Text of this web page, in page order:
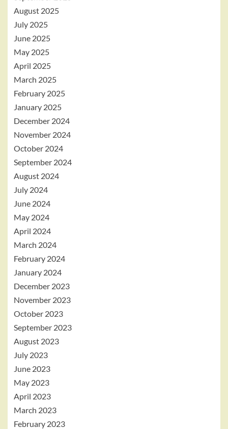
August 2025
July 2025
June 2025
May 2025
April 2025
March 2025
February 2025
January 2025
December 2024
November 2024
October 2024
September 2024
August 2024
July 2024
June 2024
May 2024
April 2024
March 2024
February 2024
January 2024
December 2023
November 2023
October 2023
September 2023
August 2023
July 2023
June 2023
May 2023
April 2023
March 2023
February 2023